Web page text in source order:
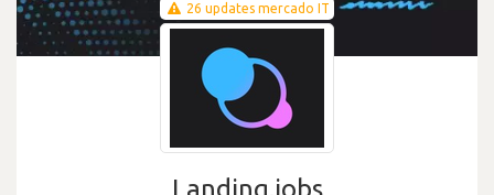
26 updates mercado IT
Landing.jobs